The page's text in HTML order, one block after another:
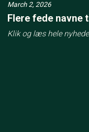
March 2, 2026
Flere fede navne
Klik og læs hele